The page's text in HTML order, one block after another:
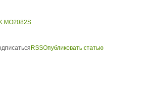
MO2082S
RSSОпубликовать статью